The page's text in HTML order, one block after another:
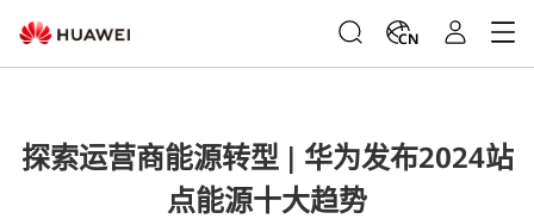
CN
探索运营商能源转型 | 华为发布2024站
点能源十大趋势